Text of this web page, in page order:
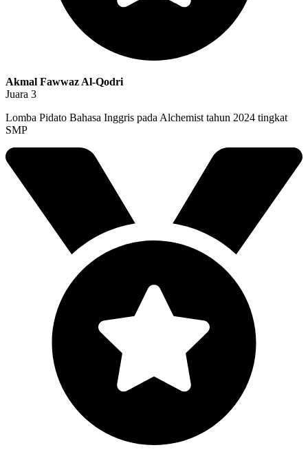
Akmal Fawwaz Al-Qodri
Juara 3
Lomba Pidato Bahasa Inggris pada Alchemist tahun 2024 tingkat
SMP